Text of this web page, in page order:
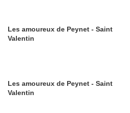
Les amoureux de Peynet - Saint
Valentin
Les amoureux de Peynet - Saint
Valentin